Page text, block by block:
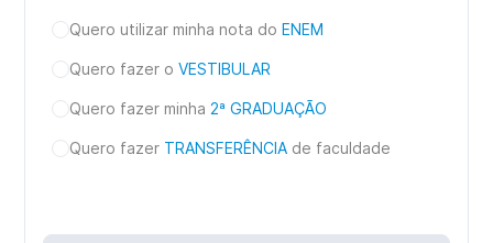
Quero utilizar minha nota doENEM
Quero fazer oVESTIBULAR
Quero fazer minha 2ª GRADUAÇÃO
Quero fazer TRANSFERÊNCIA de faculdade